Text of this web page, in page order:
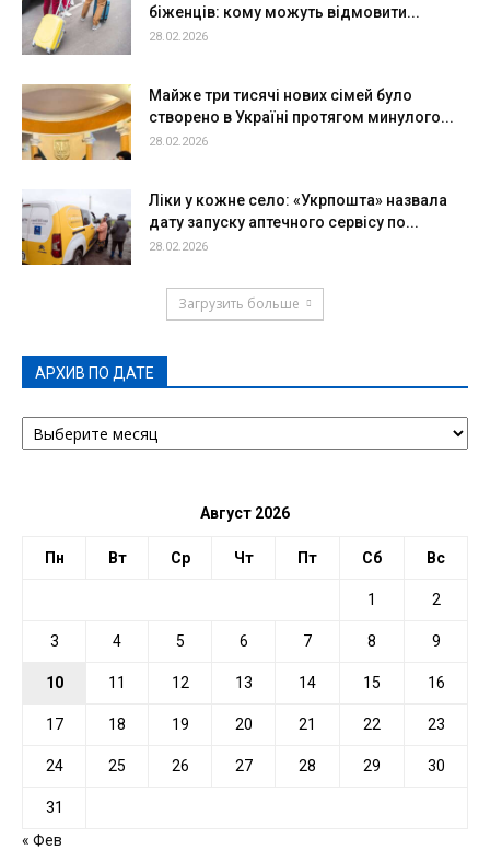
біженців: кому можуть відмовити...
28.02.2026
Майже три тисячі нових сімей було
створено в Україні протягом минулого...
28.02.2026
Ліки у кожне село: «Укрпошта» назвала
дату запуску аптечного сервісу по...
28.02.2026
Загрузить больше
АРХИВ ПО ДАТЕ
АРХИВ
ПО
Август 2026
Пн Вт Ср Чт Пт Сб Вс
1 2
3 4 5 6 7 8 9
10 11 12 13 14 15 16
17 18 19 20 21 22 23
24 25 26 27 28 29 30
31
« Фев